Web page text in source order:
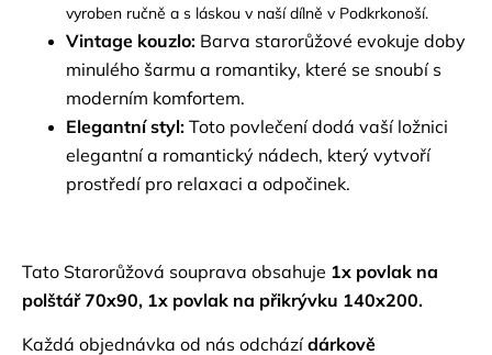
vyroben ručně a s láskou v naší dílně v Podkrkonoší.
Vintage kouzlo: Barva starorůžové evokuje doby
minulého šarmu a romantiky, které se snoubí s
moderním komfortem.
Elegantní styl: Toto povlečení dodá vaší ložnici
elegantní a romantický nádech, který vytvoří
prostředí pro relaxaci a odpočinek.
Tato Starorůžová souprava obsahuje 1x povlak na
polštář 70x90, 1x povlak na přikrývku 140x200.
Každá objednávka od nás odcházídárkově